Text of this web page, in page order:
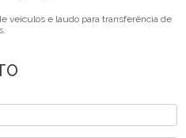
veículos e laudo para transferência de